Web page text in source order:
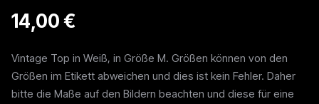
14,00 €
Vintage Top in Weiß, in Größe M. Größen können von den
Größen im Etikett abweichen und dies ist kein Fehler. Daher
bitte die Maße auf den Bildern beachten und diese für eine